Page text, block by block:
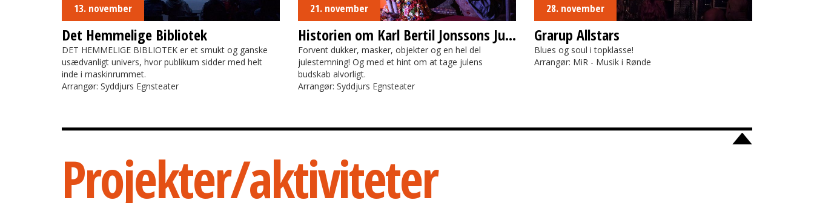
13. november
Det Hemmelige Bibliotek
DET HEMMELIGE BIBLIOTEK er et smukt og ganske
usædvanligt univers, hvor publikum sidder med helt
inde i maskinrummet.
Arrangør: Syddjurs Egnsteater
21. november
Historien om Karl Bertil Jonssons Juleaften
Forvent dukker, masker, objekter og en hel del
julestemning! Og med et hint om at tage julens
budskab alvorligt.
Arrangør: Syddjurs Egnsteater
28. november
Grarup Allstars
Blues og soul i topklasse!
Arrangør: MiR - Musik i Rønde
Projekter/aktiviteter